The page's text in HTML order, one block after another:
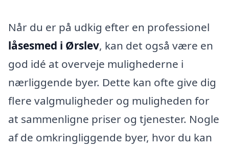
Når du er på udkig efter en professionel
låsesmed i Ørslev, kan det også være en
god idé at overveje mulighederne i
nærliggende byer. Dette kan ofte give dig
flere valgmuligheder og muligheden for
at sammenligne priser og tjenester. Nogle
af de omkringliggende byer, hvor du kan